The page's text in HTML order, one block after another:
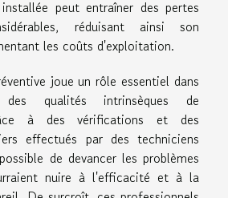
peut entraîner des pertes
réduisant ainsi son
les coûts d'exploitation.
joue un rôle essentiel dans
qualités intrinsèques de
à des vérifications et des
effectués par des techniciens
de devancer les problèmes
nuire à l'efficacité et à la